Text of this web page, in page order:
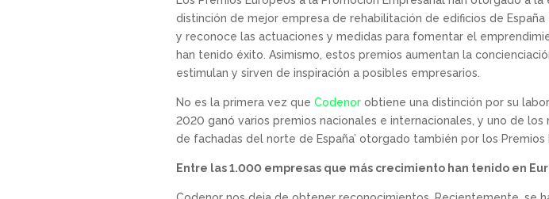
distinción de mejor empresa de rehabilitación de edificios de
y reconoce las actuaciones y medidas para fomentar el
han tenido éxito. Asimismo, estos premios aumentan la
estimulan y sirven de inspiración a posibles empresarios.
No es la primera vez que Codenor obtiene una distinción por su
2020 ganó varios premios nacionales e internacionales, y uno de
de fachadas del norte de España’ otorgado también por los Premios
Entre las 1.000 empresas que más crecimiento han tenido en